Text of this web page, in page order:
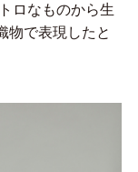
ロなものから生
物で表現したと